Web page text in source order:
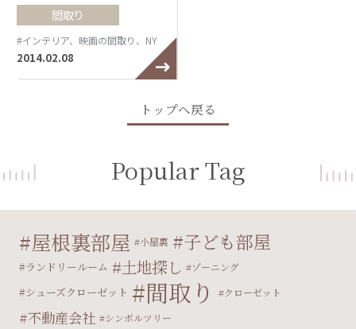
間取り
#インテリア、映画の間取り、NY
2014.02.08
トップへ戻る
Popular Tag
屋根裏部屋 小屋裏 子ども部屋
ランドリールーム 土地探し ゾーニング
シューズクローゼット 間取り クローゼット
不動産会社 シンボルツリー